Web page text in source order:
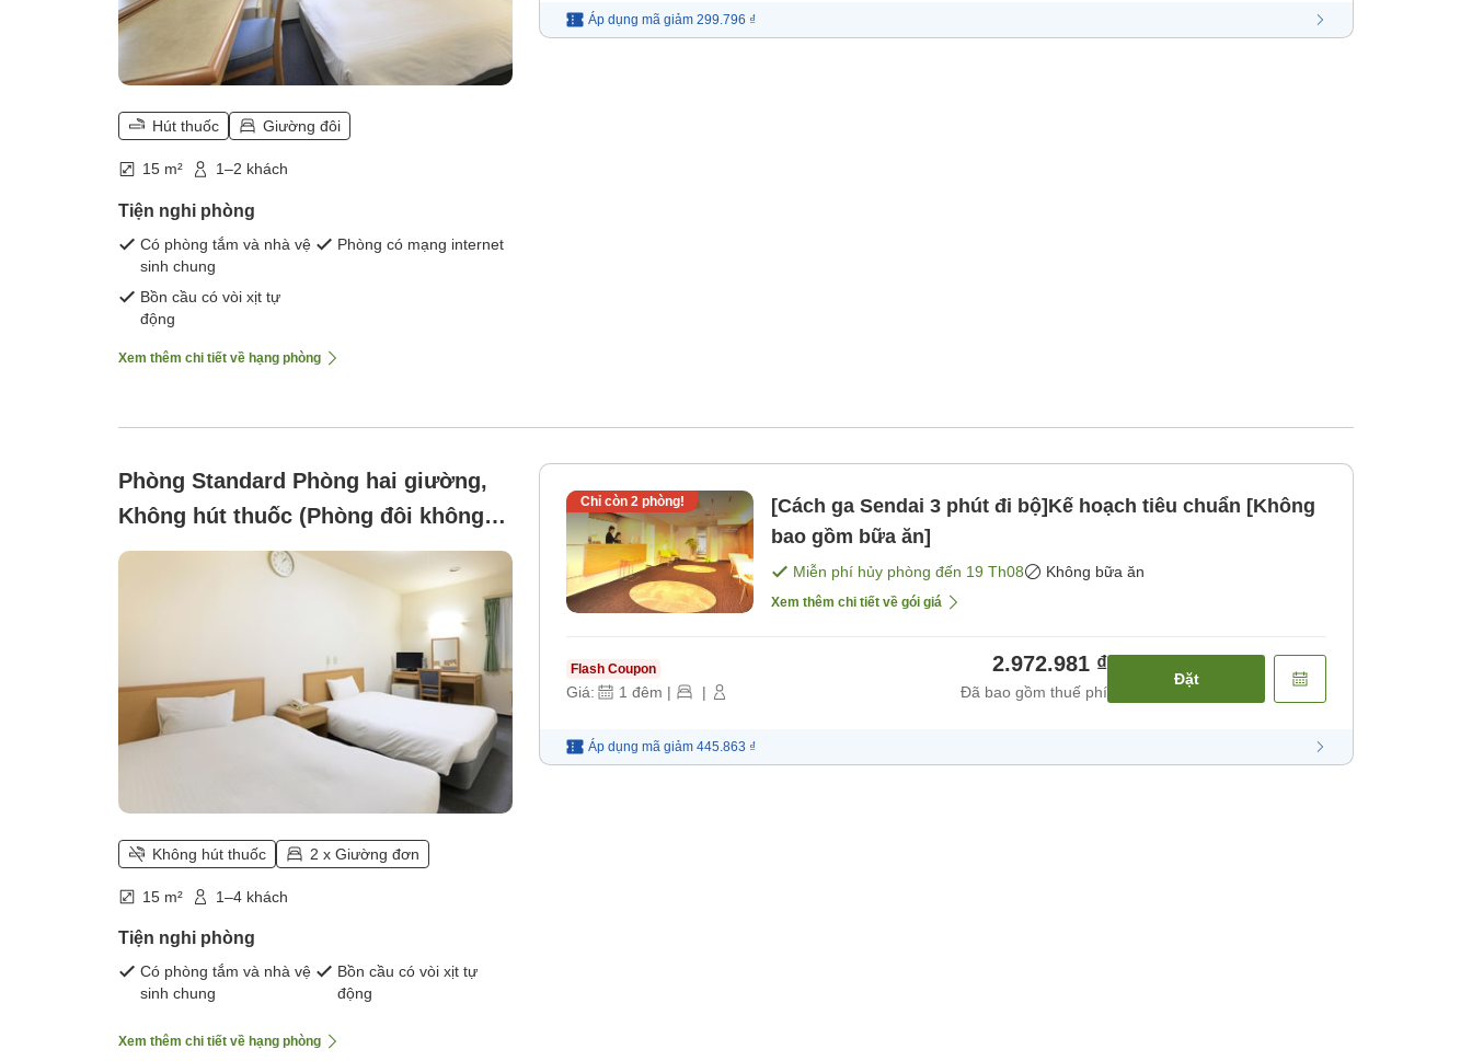
Hút thuốc Giường đôi
15 m² 1–2 khách
Tiện nghi phòng
Có phòng tắm và nhà vệ
sinh chung
Phòng có mạng internet
Bồn cầu có vòi xịt tự
động
Xem thêm chi tiết về hạng phòng
Áp dụng mã giảm 299.796 ₫
Phòng Standard Phòng hai giường,
Không hút thuốc (Phòng đôi không
hút thuốc 2 giường Từ 3 người trở
lên cần ngủ chung giường)
Không hút thuốc 2 x Giường đơn
15 m² 1–4 khách
Tiện nghi phòng
Có phòng tắm và nhà vệ
sinh chung
Bồn cầu có vòi xịt tự
động
Xem thêm chi tiết về hạng phòng
Chỉ còn 2 phòng!
[Cách ga Sendai 3 phút đi bộ]Kế hoạch tiêu chuẩn [Không
bao gồm bữa ăn]
Miễn phí hủy phòng đến 19 Th08 Không bữa ăn
Xem thêm chi tiết về gói giá
Flash Coupon
Giá: 1 đêm | |
2.972.981 ₫
Đã bao gồm thuế phí
Đặt
Áp dụng mã giảm 445.863 ₫